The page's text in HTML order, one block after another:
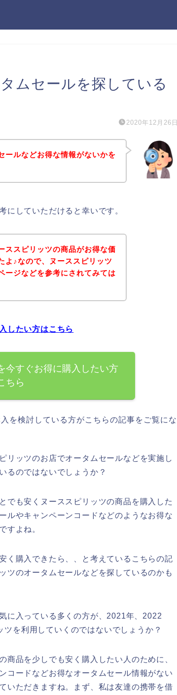
ムセールを探している
2020年12月26日
ールなどお得な情報がないかを
にしていただけると幸いです。
ススピリッツの商品がお得な価
よ♪なので、ヌーススピリッツ
ージなどを参考にされてみては
したい方はこちら
今すぐお得に購入したい方
ちら
を検討している方がこちらの記事をご覧にな
リッツのお店でオータムセールなどを実施し
るのではないでしょうか？
でも安くヌーススピリッツの商品を購入した
ルやキャンペーンコードなどのようなお得な
すよね。
く購入できたら、、と考えているこちらの記
ツのオータムセールなどを探しているのかも
に入っている多くの方が、2021年、2022
を利用していくのではないでしょうか？
商品を少しでも安く購入したい人のために、
コードなどお得なオータムセール情報がない
いただきますね。まず、私は友達の携帯を借